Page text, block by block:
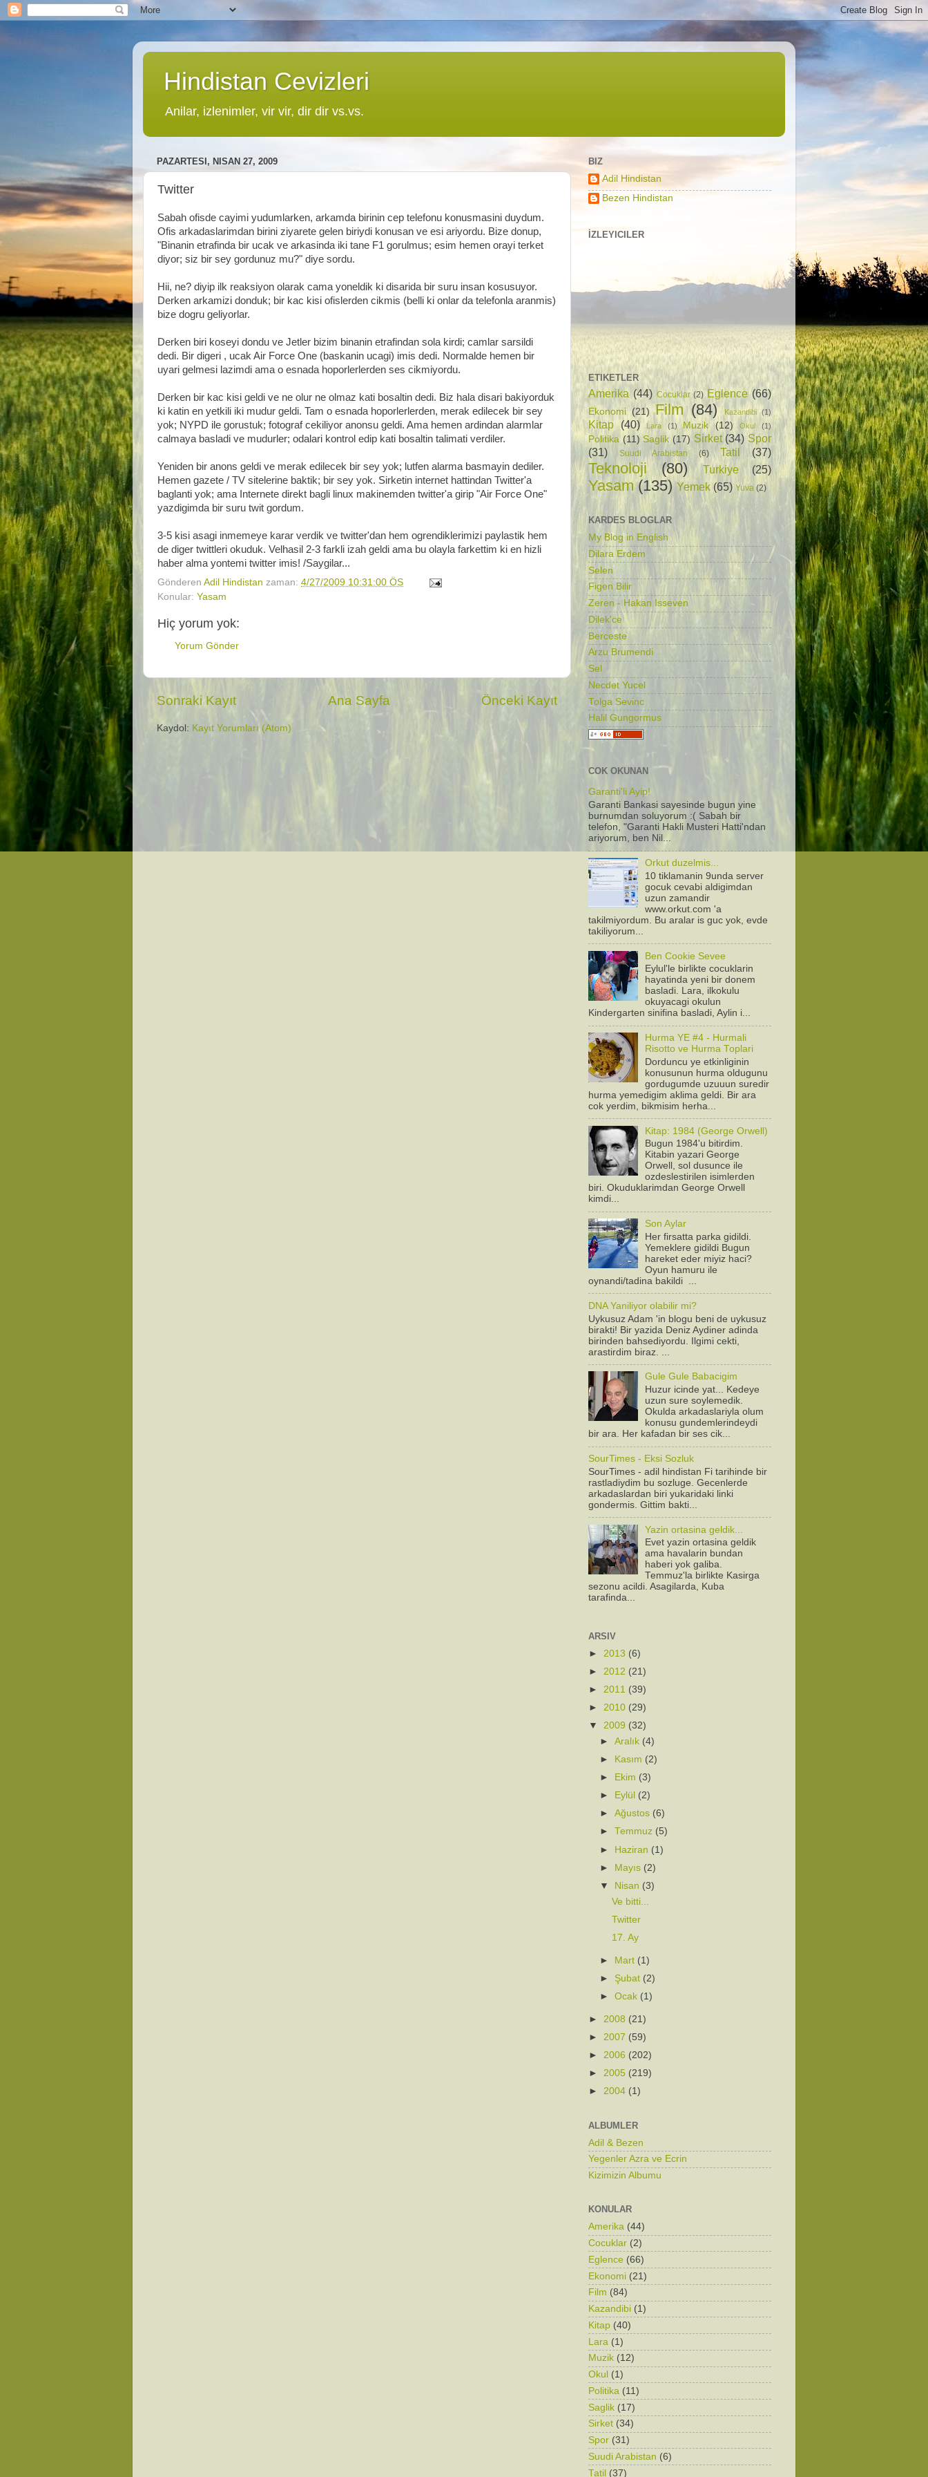
Hindistan Cevizleri
Anilar, izlenimler, vir vir, dir dir vs.vs.
PAZARTESI, NISAN 27, 2009
Twitter
Sabah ofisde cayimi yudumlarken, arkamda birinin cep telefonu konusmasini duydum.
Ofis arkadaslarimdan birini ziyarete gelen biriydi konusan ve esi ariyordu. Bize donup,
"Binanin etrafinda bir ucak ve arkasinda iki tane F1 gorulmus; esim hemen orayi terket
diyor; siz bir sey gordunuz mu?" diye sordu.
Hii, ne? diyip ilk reaksiyon olarak cama yoneldik ki disarida bir suru insan kosusuyor.
Derken arkamizi donduk; bir kac kisi ofislerden cikmis (belli ki onlar da telefonla aranmis)
bize dogru geliyorlar.
Derken biri koseyi dondu ve Jetler bizim binanin etrafindan sola kirdi; camlar sarsildi
dedi. Bir digeri , ucak Air Force One (baskanin ucagi) imis dedi. Normalde hemen bir
uyari gelmesi lazimdi ama o esnada hoporlerlerden ses cikmiyordu.
Derken bir kac kisi geldi ve ne olur ne olmaz kati bosaltin dedi. Biz hala disari bakiyorduk
ki katin en yetkili iki mudur geldi. Tam o esnada hoporlerlerden, merak edilecek bir sey
yok; NYPD ile gorustuk; fotograf cekiliyor anonsu geldi. Ama hemen ardindan alarmlar
calmaya basladi ve mudurler; odalari kontrol edip kati bosaltin talimati verdiler.
Yeniden bir anons geldi ve merak edilecek bir sey yok; lutfen alarma basmayin dediler.
Hemen gazete / TV sitelerine baktik; bir sey yok. Sirketin internet hattindan Twitter'a
baglanti yok; ama Internete direkt bagli linux makinemden twitter'a girip "Air Force One"
yazdigimda bir suru twit gordum.
3-5 kisi asagi inmemeye karar verdik ve twitter'dan hem ogrendiklerimizi paylastik hem
de diger twittleri okuduk. Velhasil 2-3 farkli izah geldi ama bu olayla farkettim ki en hizli
haber alma yontemi twitter imis! /Saygilar...
Gönderen Adil Hindistan zaman: 4/27/2009 10:31:00 ÖS
Konular: Yasam
Hiç yorum yok:
Yorum Gönder
Sonraki Kayıt Önceki Kayıt
Ana Sayfa
Kaydol: Kayıt Yorumları (Atom)
BIZ
Adil Hindistan
Bezen Hindistan
İZLEYICILER
ETIKETLER
Amerika (44) Cocuklar (2) Eglence (66)
Ekonomi (21) Film (84) Kazandibi (1)
Kitap (40) Lara (1) Muzik (12) Okul (1)
Politika (11) Saglik (17) Sirket (34) Spor
(31)
Suudi Arabistan (6) Tatil (37)
Teknoloji (80) Turkiye (25)
Yasam (135) Yemek (65) Yuva (2)
KARDES BLOGLAR
My Blog in English
Dilara Erdem
Selen
Figen Bilir
Zeren - Hakan Isseven
Dilek'ce
Berceste
Arzu Brumendi
Sel
Necdet Yucel
Tolga Sevinc
Halil Gungormus
COK OKUNAN
Garanti'li Ayip!
Garanti Bankasi sayesinde bugun yine
burnumdan soluyorum :( Sabah bir
telefon, "Garanti Hakli Musteri Hatti'ndan
ariyorum, ben Nil...
Orkut duzelmis...
10 tiklamanin 9unda server
gocuk cevabi aldigimdan
uzun zamandir
www.orkut.com 'a
takilmiyordum. Bu aralar is guc yok, evde
takiliyorum...
Ben Cookie Sevee
Eylul'le birlikte cocuklarin
hayatinda yeni bir donem
basladi. Lara, ilkokulu
okuyacagi okulun
Kindergarten sinifina basladi, Aylin i...
Hurma YE #4 - Hurmali
Risotto ve Hurma Toplari
Dorduncu ye etkinliginin
konusunun hurma oldugunu
gordugumde uzuuun suredir
hurma yemedigim aklima geldi. Bir ara
cok yerdim, bikmisim herha...
Kitap: 1984 (George Orwell)
Bugun 1984'u bitirdim.
Kitabin yazari George
Orwell, sol dusunce ile
ozdeslestirilen isimlerden
biri. Okuduklarimdan George Orwell
kimdi...
Son Aylar
Her firsatta parka gidildi.
Yemeklere gidildi Bugun
hareket eder miyiz haci?
Oyun hamuru ile
oynandi/tadina bakildi ...
DNA Yaniliyor olabilir mi?
Uykusuz Adam 'in blogu beni de uykusuz
birakti! Bir yazida Deniz Aydiner adinda
birinden bahsediyordu. Ilgimi cekti,
arastirdim biraz. ...
Gule Gule Babacigim
Huzur icinde yat... Kedeye
uzun sure soylemedik.
Okulda arkadaslariyla olum
konusu gundemlerindeydi
bir ara. Her kafadan bir ses cik...
SourTimes - Eksi Sozluk
SourTimes - adil hindistan Fi tarihinde bir
rastladiydim bu sozluge. Gecenlerde
arkadaslardan biri yukaridaki linki
gondermis. Gittim bakti...
Yazin ortasina geldik...
Evet yazin ortasina geldik
ama havalarin bundan
haberi yok galiba.
Temmuz'la birlikte Kasirga
sezonu acildi. Asagilarda, Kuba
tarafinda...
ARSIV
► 2013 (6)
► 2012 (21)
► 2011 (39)
► 2010 (29)
▼ 2009 (32)
►Aralık (4)
►
Kasım (2)
►
Ekim (3)
►
Eylül (2)
►Ağustos (6)
►Temmuz (5)
► Haziran (1)
► Mayıs (2)
▼
Nisan (3)
Ve bitti...
Twitter
17. Ay
► Mart (1)
► Şubat (2)
►Ocak (1)
► 2008 (21)
► 2007 (59)
► 2006 (202)
► 2005 (219)
► 2004 (1)
ALBUMLER
Adil & Bezen
Yegenler Azra ve Ecrin
Kizimizin Albumu
KONULAR
Amerika (44)
Cocuklar (2)
Eglence (66)
Ekonomi (21)
Film (84)
Kazandibi (1)
Kitap (40)
Lara (1)
Muzik (12)
Okul (1)
Politika (11)
Saglik (17)
Sirket (34)
Spor (31)
Suudi Arabistan (6)
Tatil (37)